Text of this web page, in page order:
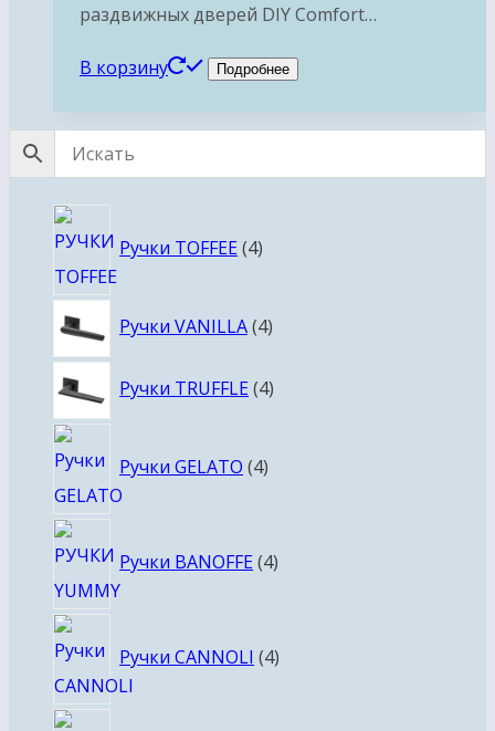
раздвижных дверей DIY Comfort…
В корзину Подробнее
Ручки TOFFEE 4товара
Ручки VANILLA 44
Ручки TRUFFLE 44
Ручки GELATO 4товара
Ручки BANOFFE 4товара
Ручки CANNOLI 4товара